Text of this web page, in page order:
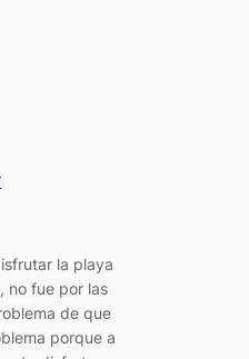
la playa
no fue por las
de que
porque a